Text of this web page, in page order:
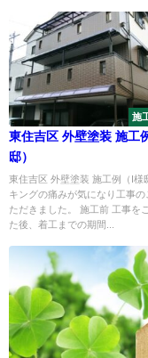
施
東住吉区 外壁塗装 施工
邸）
東住吉区 外壁塗装 施工例（I様
キングの痛みが気になり工事の
ただきました。 施工前 工事を
た後、着工までの期間...